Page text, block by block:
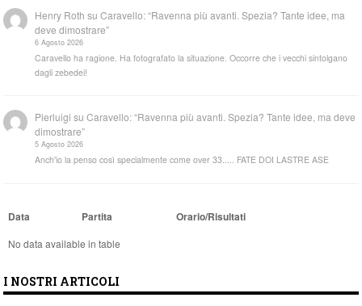
Henry Roth suCaravello: “Ravenna più avanti. Spezia? Tante idee, ma
deve dimostrare”
6 Agosto 2026
Caravello ha ragione. Ha fotografato la situazione. Occorre che i vecchi sintolgano
dagli zebedei!
Pierluigi suCaravello: “Ravenna più avanti. Spezia? Tante idee, ma deve
dimostrare”
5 Agosto 2026
Anch'io la penso così specialmente come over 33..... FATE DOI LASTRE ASE
Data Partita Orario/Risultati
No data available in table
I NOSTRI ARTICOLI